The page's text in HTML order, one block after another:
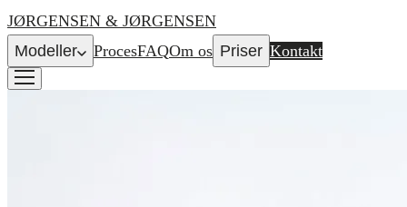
JØRGENSEN & JØRGENSEN
Modeller
ProcesFAQOm os Priser Kontakt